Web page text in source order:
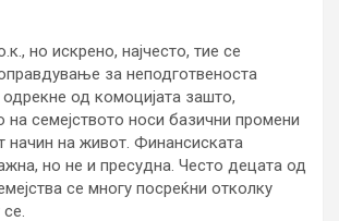
но искрено, најчесто, тие се
за неподготвеноста
од комоцијата зашто,
семејството носи базични промени
начин на живот. Финансиската
но не и пресудна. Често децата од
се многу посреќни отколку